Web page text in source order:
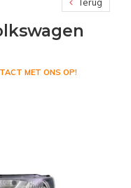
MET ONS OP!